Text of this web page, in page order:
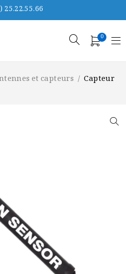
25.22.55.66
0
et capteurs / Capteur